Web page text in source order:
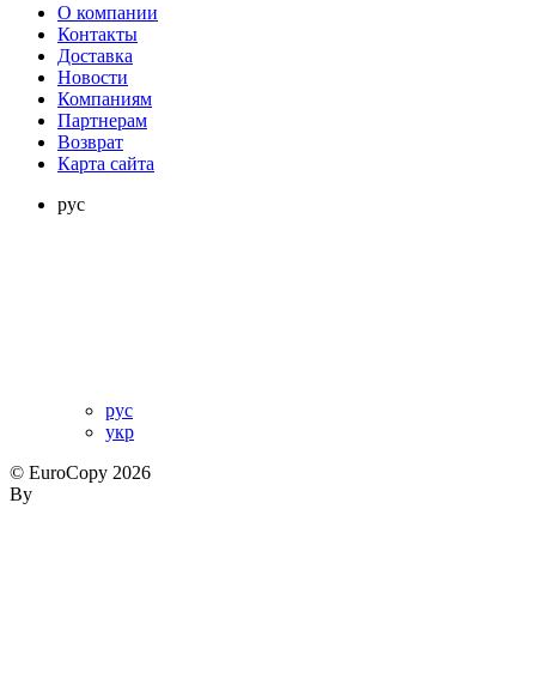
О компании
Контакты
Доставка
Новости
Компаниям
Партнерам
Возврат
Карта сайта
рус
рус
укр
© EuroCopy 2026
By